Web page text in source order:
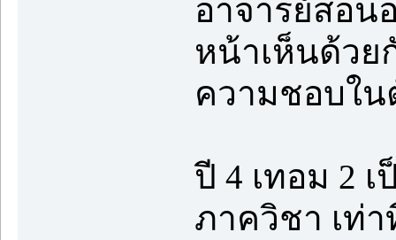
อาจารย์สอน
หน้าเห็นด้วย
ความชอบใ
ปี 4 เทอม 2
ภาควิชา เท่